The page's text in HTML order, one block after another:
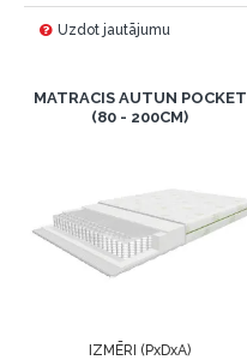
Uzdot jautājumu
MATRACIS AUTUN POCKET
(80 - 200CM)
IZMĒRI (PxDxA)